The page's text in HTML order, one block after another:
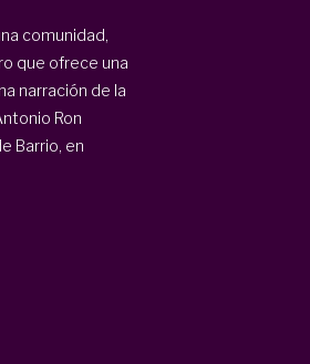
comunidad,
que ofrece una
narración de la
Ron
Barrio, en